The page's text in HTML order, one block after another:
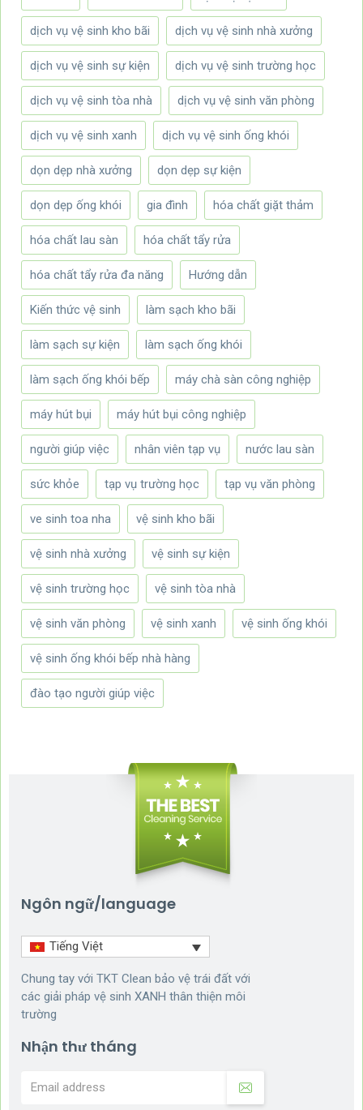
dịch vụ vệ sinh kho bãi dịch vụ vệ sinh nhà xưởng
dịch vụ vệ sinh sự kiện dịch vụ vệ sinh trường học
dịch vụ vệ sinh tòa nhà dịch vụ vệ sinh văn phòng
dịch vụ vệ sinh xanh dịch vụ vệ sinh ống khói
dọn dẹp nhà xưởng dọn dẹp sự kiện
dọn dẹp ống khói gia đình hóa chất giặt thảm
hóa chất lau sàn hóa chất tẩy rửa
hóa chất tẩy rửa đa năng Hướng dẫn
Kiến thức vệ sinh làm sạch kho bãi
làm sạch sự kiện làm sạch ống khói
làm sạch ống khói bếp máy chà sàn công nghiệp
máy hút bụi máy hút bụi công nghiệp
người giúp việc nhân viên tạp vụ nước lau sàn
sức khỏe tạp vụ trường học tạp vụ văn phòng
ve sinh toa nha vệ sinh kho bãi
vệ sinh nhà xưởng vệ sinh sự kiện
vệ sinh trường học vệ sinh tòa nhà
vệ sinh văn phòng vệ sinh xanh vệ sinh ống khói
vệ sinh ống khói bếp nhà hàng
đào tạo người giúp việc
Ngôn ngữ/language
Tiếng Việt
Chung tay với TKT Clean bảo vệ trái đất với
các giải pháp vệ sinh XANH thân thiện môi
trường
Nhận thư tháng